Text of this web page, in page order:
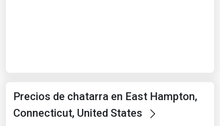
Precios de chatarra en East Hampton,
Connecticut, United States
Search